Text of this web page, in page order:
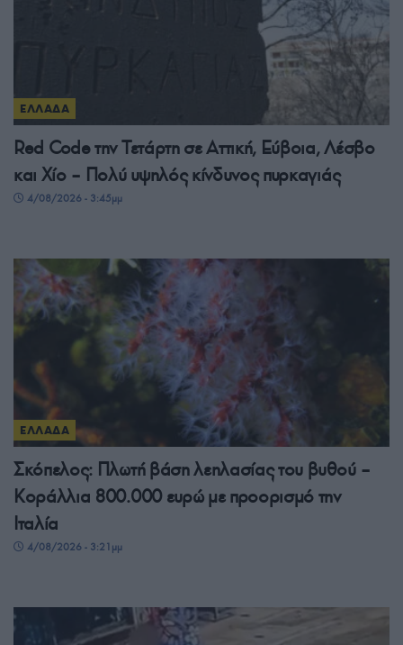
ΕΛΛΑΔΑ
Red Code την Τετάρτη σε Αττική, Εύβοια, Λέσβο
και Χίο – Πολύ υψηλός κίνδυνος πυρκαγιάς
4/08/2026 - 3:45μμ
ΕΛΛΑΔΑ
Σκόπελος: Πλωτή βάση λεηλασίας του βυθού –
Κοράλλια 800.000 ευρώ με προορισμό την
Ιταλία
4/08/2026 - 3:21μμ